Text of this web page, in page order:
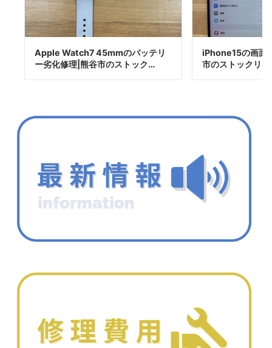
Apple Watch7 45mmのバッテリ
ー劣化修理|熊谷市のストック…
iPhone15の画面
市のストックリペ